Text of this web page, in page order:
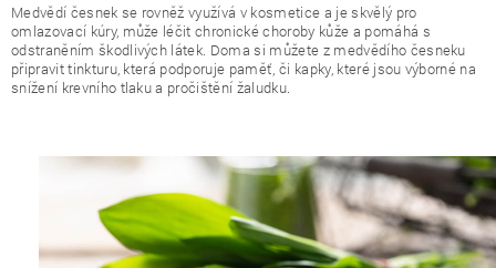
Medvědí česnek se rovněž využívá v kosmetice a je skvělý pro
omlazovací kúry, může léčit chronické choroby kůže a pomáhá s
odstraněním škodlivých látek. Doma si můžete z medvědího česneku
připravit tinkturu, která podporuje paměť, či kapky, které jsou výborné na
snížení krevního tlaku a pročištění žaludku.